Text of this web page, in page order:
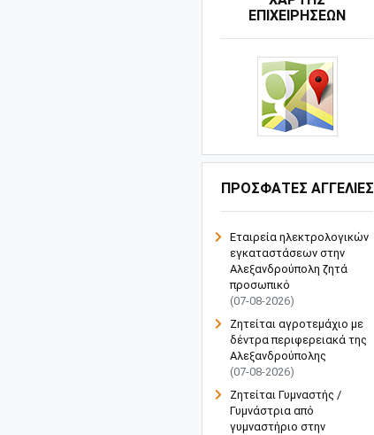
ΕΠΙΧΕΙΡΗΣΕΩΝ
ΠΡΟΣΦΑΤΕΣ ΑΓΓΕΛΙΕΣ
Εταιρεία ηλεκτρολογικών
εγκαταστάσεων στην
Αλεξανδρούπολη ζητά
προσωπικό
(07-08-2026)
Ζητείται αγροτεμάχιο με
δέντρα περιφερειακά της
Αλεξανδρούπολης
(07-08-2026)
Ζητείται Γυμναστής /
Γυμνάστρια από
γυμναστήριο στην